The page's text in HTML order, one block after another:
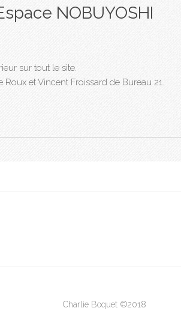
NOBUYOSHI
sur tout le site.
et Vincent Froissard de Bureau 21.
Charlie Boquet ©2018